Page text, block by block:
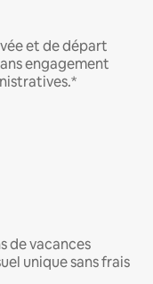
et de départ
engagement
de vacances
unique sans frais